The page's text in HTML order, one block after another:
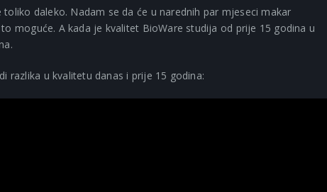
daleko. Nadam se da će u narednih par mjeseci makar
moguće. A kada je kvalitet BioWare studija od prije 15 godina u
razlika u kvalitetu danas i prije 15 godina: